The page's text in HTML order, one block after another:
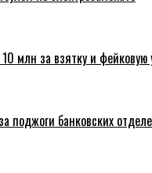
млн за взятку и фейковую
поджоги банковских